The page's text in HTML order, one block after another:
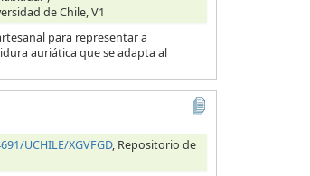
de Chile, V1
para representar a
auriática que se adapta al
UCHILE/XGVFGD, Repositorio de